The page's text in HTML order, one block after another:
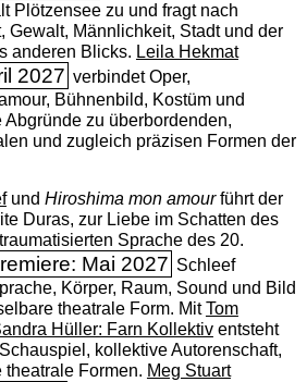
Plötzensee zu und fragt nach
Gewalt, Männlichkeit, Stadt und der
anderen Blicks. Leila Hekmat
2027 verbindet Oper,
Bühnenbild, Kostüm und
zu überbordenden,
und zugleich präzisen Formen der
und Hiroshima mon amourführt der
Duras, zur Liebe im Schatten des
Sprache des 20.
Mai 2027 Schleef
Körper, Raum, Sound und Bild
theatrale Form. MitTom
Hüller: Farn Kollektiventsteht
kollektive Autorenschaft,
theatrale Formen. Meg Stuart